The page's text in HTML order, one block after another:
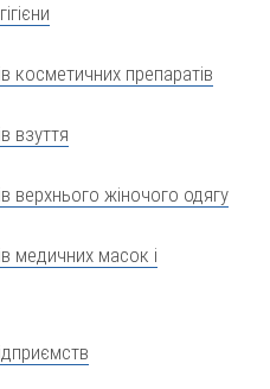
косметичних препаратів
взуття
верхнього жіночого одягу
медичних масок і